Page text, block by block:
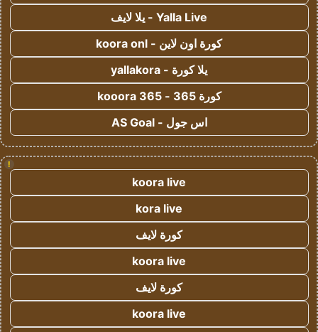
Yalla Live - يلا لايف
كورة اون لاين - koora onl
يلا كورة - yallakora
كورة 365 - kooora 365
اس جول - AS Goal
!
koora live
kora live
كورة لايف
koora live
كورة لايف
koora live